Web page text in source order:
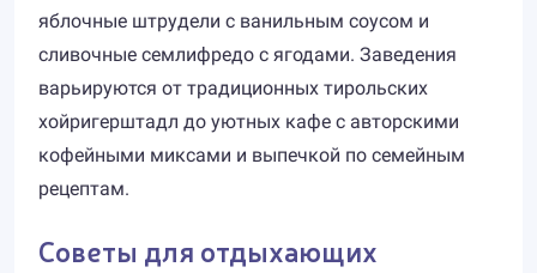
яблочные штрудели с ванильным соусом и
сливочные семлифредо с ягодами. Заведения
варьируются от традиционных тирольских
хойригерштадл до уютных кафе с авторскими
кофейными миксами и выпечкой по семейным
рецептам.
Советы для отдыхающих